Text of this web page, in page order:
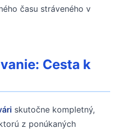
času stráveného v
Cesta k
skutočne kompletný,
z ponúkaných